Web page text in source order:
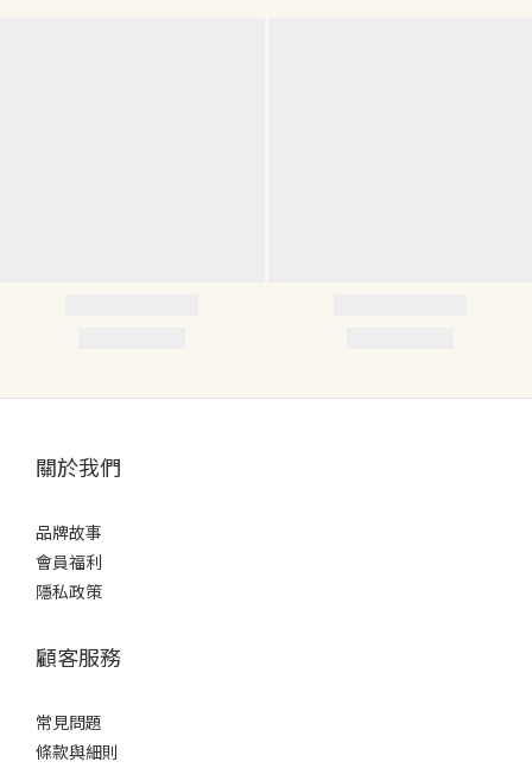
關於我們
品牌故事
會員福利
隱私政策
顧客服務
常見問題
條款與細則